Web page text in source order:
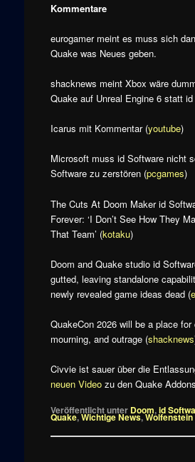
Kommentare
eurogamer meint es muss sich
Quake was Neues geben.
shacknews meint Xbox wäre
Quake auf Unreal Engine 6 statt
Icarus mit Kommentar (youtube)
Microsoft muss id Software nicht
Software zu zerstören (pcgames)
The Cuts At Doom Maker id
Forever: ‘I Don’t See How They
That Team’ (kotaku)
Doom and Quake studio id
gutted, leaving standalone
newly revealed game ideas dead (
QuakeCon 2026 will be a place for
mourning, and outrage (shacknews
Civvie ist sauer über die
neuen Videozu den Quake
Veröffentlicht unter Doom,id
Quake,Wichtige News,Wolfenstein